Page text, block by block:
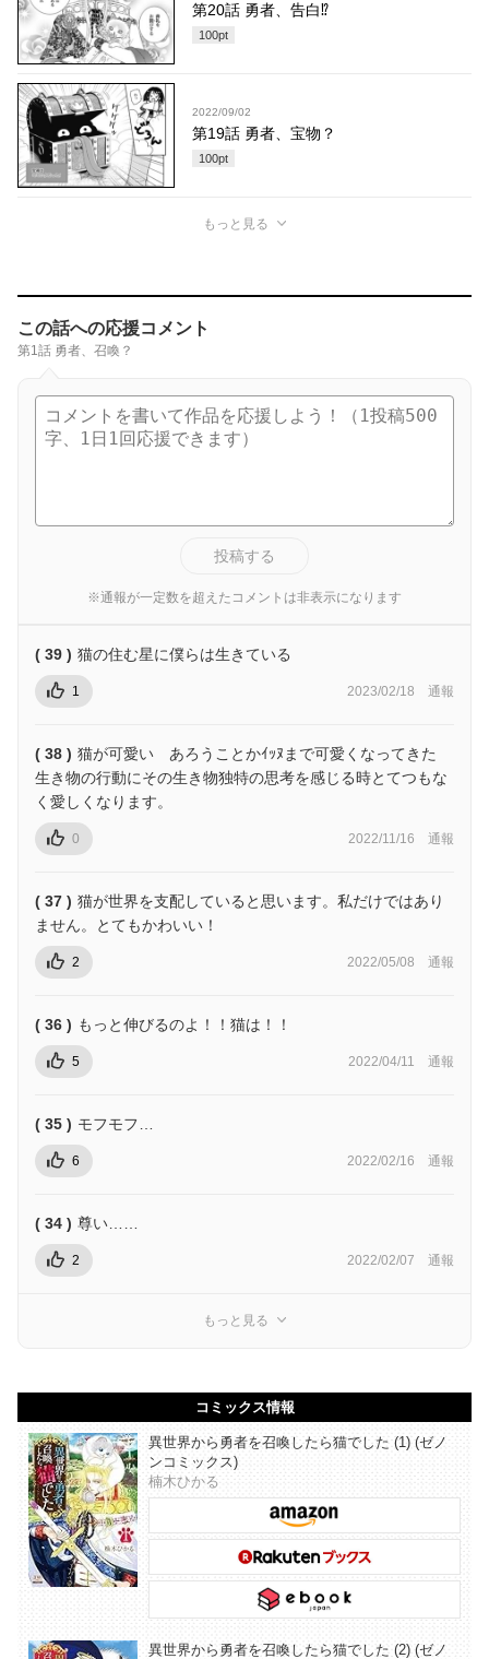
第20話 勇者、告白⁉︎
100pt
2022/09/02
第19話 勇者、宝物？
100pt
もっと見る
この話への応援コメント
第1話 勇者、召喚？
投稿する
※通報が一定数を超えたコメントは非表示になります
( 39 ) 猫の住む星に僕らは生きている
1 2023/02/18 通報
( 38 ) 猫が可愛い あろうことかｲｯﾇまで可愛くなってきた
生き物の行動にその生き物独特の思考を感じる時とてつもな
く愛しくなります。
0 2022/11/16 通報
( 37 ) 猫が世界を支配していると思います。私だけではあり
ません。とてもかわいい！
2 2022/05/08 通報
( 36 ) もっと伸びるのよ！！猫は！！
5 2022/04/11 通報
( 35 ) モフモフ…
6 2022/02/16 通報
( 34 ) 尊い……
2 2022/02/07 通報
もっと見る
コミックス情報
異世界から勇者を召喚したら猫でした (1) (ゼノ
ンコミックス)
楠木ひかる
異世界から勇者を召喚したら猫でした (2) (ゼノ